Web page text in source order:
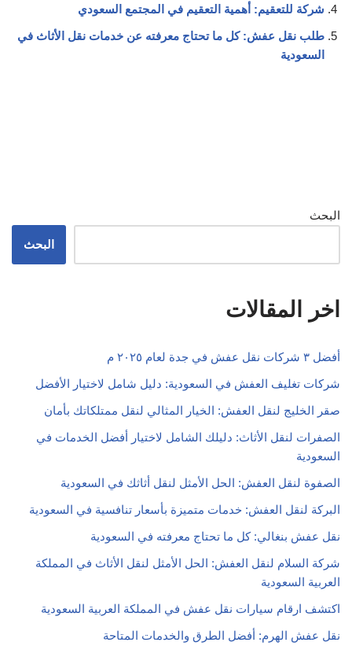
شركة للتعقيم: أهمية التعقيم في المجتمع السعودي
طلب نقل عفش: كل ما تحتاج معرفته عن خدمات نقل الأثاث في
السعودية
البحث
البحث
اخر المقالات
أفضل ٣ شركات نقل عفش في جدة لعام ٢٠٢٥ م
شركات تغليف العفش في السعودية: دليل شامل لاختيار الأفضل
صقر الخليج لنقل العفش: الخيار المثالي لنقل ممتلكاتك بأمان
الصفرات لنقل الأثاث: دليلك الشامل لاختيار أفضل الخدمات في
السعودية
الصفوة لنقل العفش: الحل الأمثل لنقل أثاثك في السعودية
البركة لنقل العفش: خدمات متميزة بأسعار تنافسية في السعودية
نقل عفش بنغالي: كل ما تحتاج معرفته في السعودية
شركة السلام لنقل العفش: الحل الأمثل لنقل الأثاث في المملكة
العربية السعودية
اكتشف ارقام سيارات نقل عفش في المملكة العربية السعودية
نقل عفش الهرم: أفضل الطرق والخدمات المتاحة